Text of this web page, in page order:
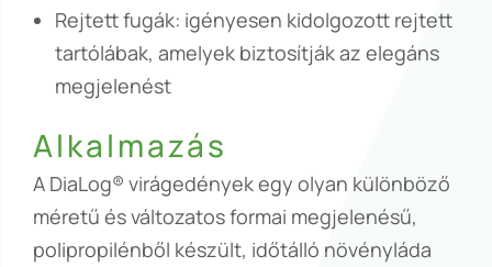
Rejtett fugák: igényesen kidolgozott rejtett
tartólábak, amelyek biztosítják az elegáns
megjelenést
Alkalmazás
A DiaLog® virágedények egy olyan különböző
méretű és változatos formai megjelenésű,
polipropilénből készült, időtálló növényláda